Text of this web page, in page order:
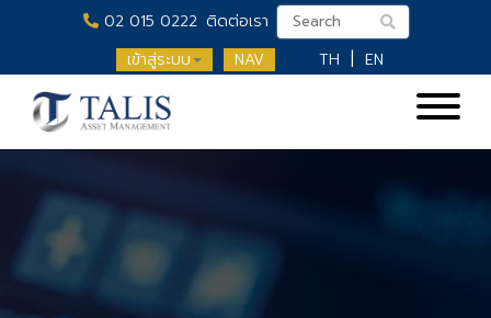
02 015 0222 ติดต่อเรา
เข้าสู่ระบบ
NAV TH EN